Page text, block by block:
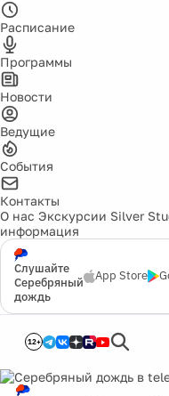
Расписание
Программы
Новости
Ведущие
События
Контакты
О нас Экскурсии Silver
информация
Слушайте
Серебряный
дождь
App Store
12+